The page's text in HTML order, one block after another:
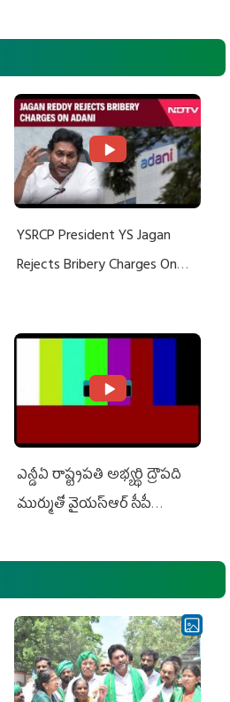
YSRCP President YS Jagan
Rejects Bribery Charges On
ఎన్డీఏ రాష్ట్ర‌ప‌తి అభ్య‌ర్థి ద్రౌప‌ది
ముర్ముతో వైయ‌స్ఆర్ సీపీ
ఎమ్మెల్యేలు, ఎంపీల స‌మావేశం